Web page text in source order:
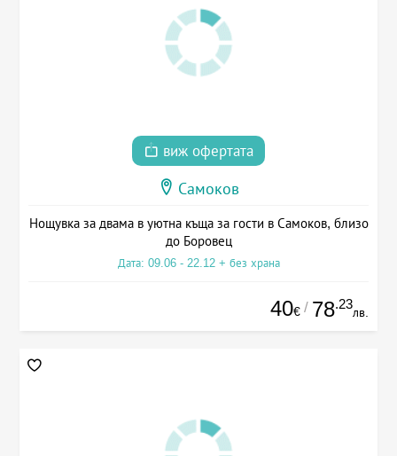
виж офертата
Самоков
Нощувка за двама в уютна къща за гости в Самоков, близо
до Боровец
Дата: 09.06 - 22.12 + без храна
40€ / 78.23
лв.